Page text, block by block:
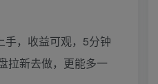
手，收益可观，5分钟
拉新去做，更能多一